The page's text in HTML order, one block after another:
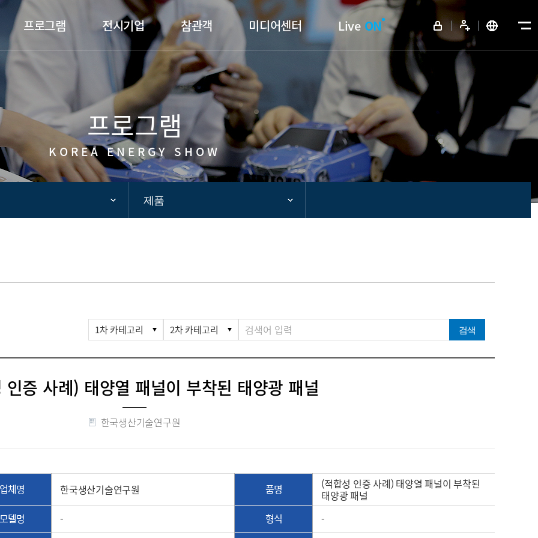
본문으로 가기
주메뉴로 가기
카피라이트로 가기
프로그램 전시기업 참관객 미디어센터 Live ON
프로그램
KOREA ENERGY SHOW
제품
검색
인증 사례) 태양열 패널이 부착된 태양광 패널
한국생산기술연구원
체명 한국생산기술연구원 품명
(적합성 인증 사례) 태양열 패널이 부착된
태양광 패널
델명
- 형식 -